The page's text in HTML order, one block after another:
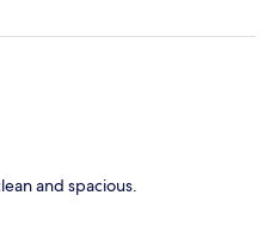
and spacious.